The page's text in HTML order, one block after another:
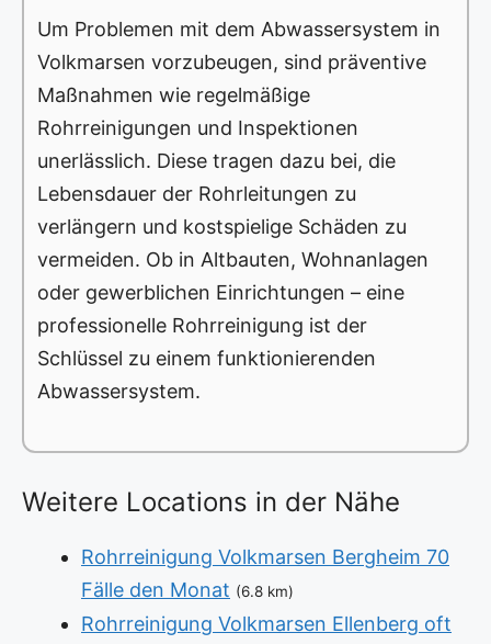
Um Problemen mit dem Abwassersystem in
Volkmarsen vorzubeugen, sind präventive
Maßnahmen wie regelmäßige
Rohrreinigungen und Inspektionen
unerlässlich. Diese tragen dazu bei, die
Lebensdauer der Rohrleitungen zu
verlängern und kostspielige Schäden zu
vermeiden. Ob in Altbauten, Wohnanlagen
oder gewerblichen Einrichtungen – eine
professionelle Rohrreinigung ist der
Schlüssel zu einem funktionierenden
Abwassersystem.
Weitere Locations in der Nähe
Rohrreinigung Volkmarsen Bergheim 70
Fälle den Monat (6.8 km)
Rohrreinigung Volkmarsen Ellenberg oft